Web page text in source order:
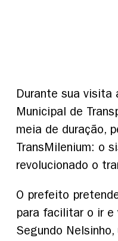
Durante sua visita
Municipal de
meia de duração,
TransMilenium: o
revolucionado o
O prefeito
para facilitar o ir e
Segundo